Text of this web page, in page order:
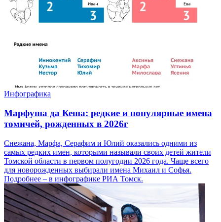
Инфографика
Марфуша да Кеша: редкие и популярные имена
томичей, рожденных в 2026г
Снежана, Марфа, Серафим и Юлий оказались одними из
самых редких имен, которыми называли своих детей жители
Томской области в первом полугодии 2026 года. Чаще всего
для новорожденных выбирали имена Михаил и Софья.
Подробнее – в инфографике РИА Томск.